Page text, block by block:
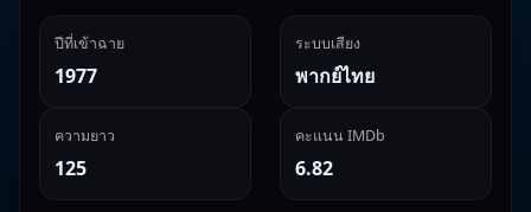
ปีที่เข้าฉาย
1977
ระบบเสียง
พากย์ไทย
ความยาว
125
คะแนน IMDb
6.82